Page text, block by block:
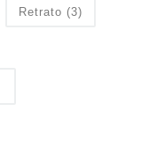
Retrato (3)